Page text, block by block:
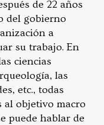
de 22 años
del gobierno
a
su trabajo. En
ciencias
las
etc., todas
al objetivo macro
puede hablar de